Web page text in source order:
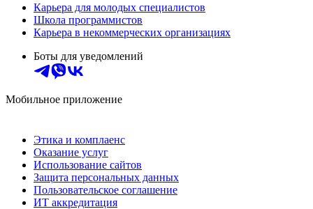
Карьера для молодых специалистов
Школа программистов
Карьера в некоммерческих организациях
Боты для уведомлений
Мобильное приложение
Этика и комплаенс
Оказание услуг
Использование сайтов
Защита персональных данных
Пользовательское соглашение
ИТ аккредитация